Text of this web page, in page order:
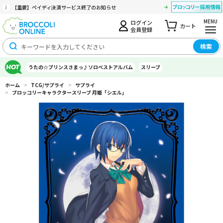
【重要】ペイディ決済サービス終了のお知らせ
ログイン
会員登録
カート
MENU
検索
うたの☆プリンスさまっ♪ソロベストアルバム スリーブ
ホーム > TCG/サプライ > サプライ
> ブロッコリーキャラクタースリーブ 月姫「シエル」